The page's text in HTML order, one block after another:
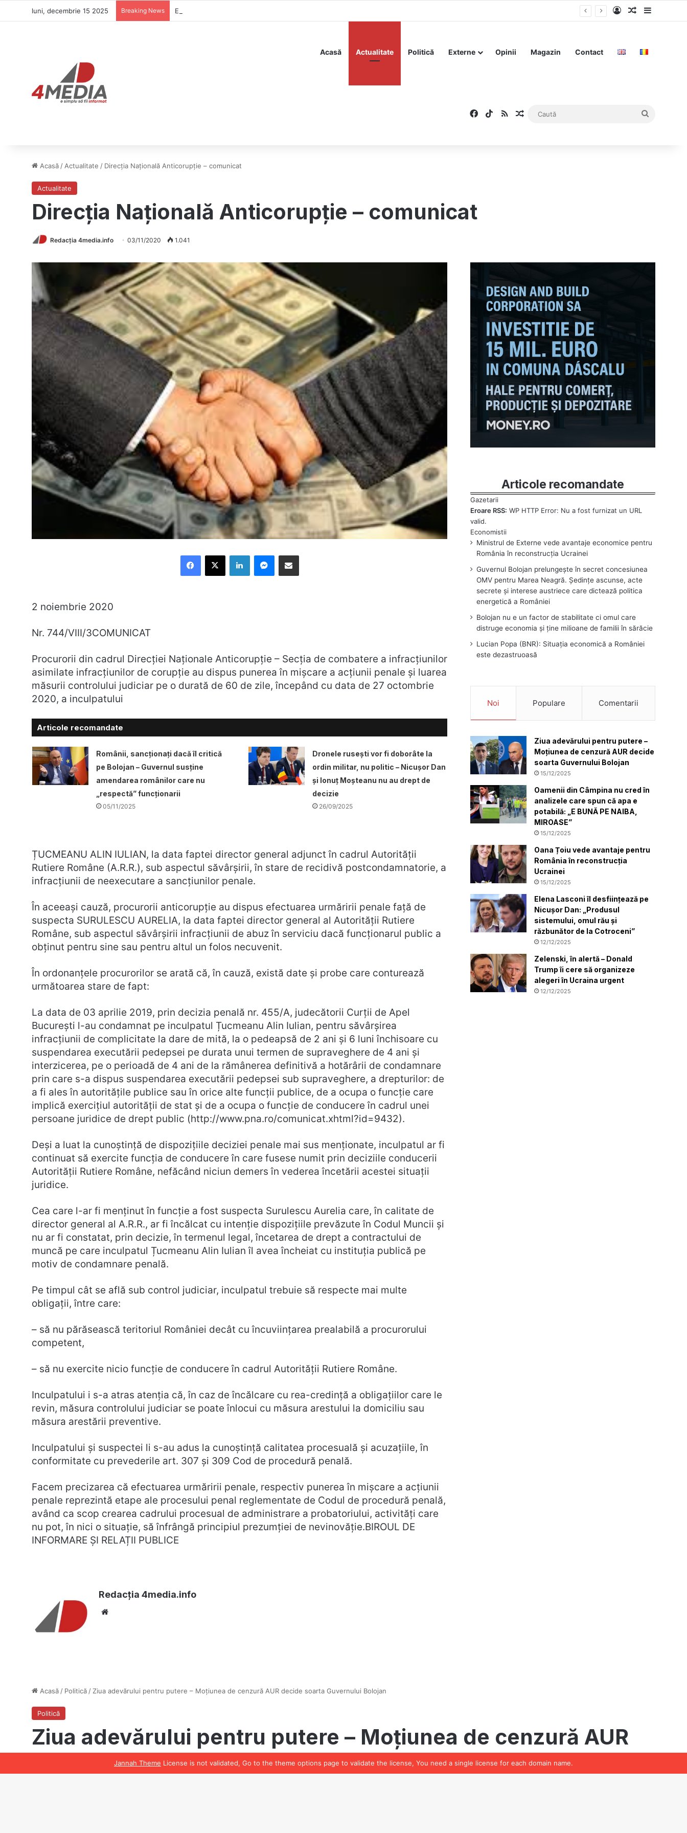
Jannah Theme License is not validated, Go to the theme options page to validate the license, You need a single license for each domain name.
luni, decembrie 15 2025 Breaking News Elena Lasconi îl desființează pe Nicușor Dan: „Produsul sistemului, omul rău și răzbunător de la Cotroceni” Log InArticolSidebar
Acasă Actualitate Politică Externe Opinii Magazin Contact
Facebook
TikTok
RSSArticol aleatoriu
Acasă / Actualitate / Direcția Națională Anticorupție – comunicat
Actualitate
Direcția Națională Anticorupție – comunicat
Redacția 4media.info 03/11/2020 1.041
Facebook
X LinkedInMessenger
Distribuie prin mail
2 noiembrie 2020
Nr. 744/VIII/3COMUNICAT
Procurorii din cadrul Direcției Naționale Anticorupție – Secția de combatere a infracțiunilor
asimilate infracțiunilor de corupție au dispus punerea în mișcare a acțiunii penale și luarea
măsurii controlului judiciar pe o durată de 60 de zile, începând cu data de 27 octombrie
2020, a inculpatului
Articole recomandate
Românii, sancționați dacă îl critică
pe Bolojan – Guvernul susține
amendarea românilor care nu
„respectă” funcționarii
05/11/2025
Dronele ruseşti vor fi doborâte la
ordin militar, nu politic – Nicușor Dan
și Ionuț Moșteanu nu au drept de
decizie
26/09/2025
ȚUCMEANU ALIN IULIAN, la data faptei director general adjunct în cadrul Autorității
Rutiere Române (A.R.R.), sub aspectul săvârșirii, în stare de recidivă postcondamnatorie, a
infracțiunii de neexecutare a sancțiunilor penale.
În aceeași cauză, procurorii anticorupție au dispus efectuarea urmăririi penale față de
suspecta SURULESCU AURELIA, la data faptei director general al Autorității Rutiere
Române, sub aspectul săvârșirii infracțiunii de abuz în serviciu dacă funcționarul public a
obținut pentru sine sau pentru altul un folos necuvenit.
În ordonanțele procurorilor se arată că, în cauză, există date și probe care conturează
următoarea stare de fapt:
La data de 03 aprilie 2019, prin decizia penală nr. 455/A, judecătorii Curții de Apel
București l-au condamnat pe inculpatul Țucmeanu Alin Iulian, pentru săvârșirea
infracțiunii de complicitate la dare de mită, la o pedeapsă de 2 ani și 6 luni închisoare cu
suspendarea executării pedepsei pe durata unui termen de supraveghere de 4 ani și
interzicerea, pe o perioadă de 4 ani de la rămânerea definitivă a hotărârii de condamnare
prin care s-a dispus suspendarea executării pedepsei sub supraveghere, a drepturilor: de
a fi ales în autoritățile publice sau în orice alte funcții publice, de a ocupa o funcție care
implică exercițiul autorității de stat și de a ocupa o funcție de conducere în cadrul unei
persoane juridice de drept public (http://www.pna.ro/comunicat.xhtml?id=9432).
Deși a luat la cunoștință de dispozițiile deciziei penale mai sus menționate, inculpatul ar fi
continuat să exercite funcția de conducere în care fusese numit prin deciziile conducerii
Autorității Rutiere Române, nefăcând niciun demers în vederea încetării acestei situații
juridice.
Cea care l-ar fi menținut în funcție a fost suspecta Surulescu Aurelia care, în calitate de
director general al A.R.R., ar fi încălcat cu intenție dispozițiile prevăzute în Codul Muncii și
nu ar fi constatat, prin decizie, în termenul legal, încetarea de drept a contractului de
muncă pe care inculpatul Țucmeanu Alin Iulian îl avea încheiat cu instituția publică pe
motiv de condamnare penală.
Pe timpul cât se află sub control judiciar, inculpatul trebuie să respecte mai multe
obligații, între care:
– să nu părăsească teritoriul României decât cu încuviințarea prealabilă a procurorului
competent,
– să nu exercite nicio funcție de conducere în cadrul Autorității Rutiere Române.
Inculpatului i s-a atras atenția că, în caz de încălcare cu rea-credință a obligațiilor care le
revin, măsura controlului judiciar se poate înlocui cu măsura arestului la domiciliu sau
măsura arestării preventive.
Inculpatului și suspectei li s-au adus la cunoștință calitatea procesuală și acuzațiile, în
conformitate cu prevederile art. 307 și 309 Cod de procedură penală.
Facem precizarea că efectuarea urmăririi penale, respectiv punerea în mișcare a acțiunii
penale reprezintă etape ale procesului penal reglementate de Codul de procedură penală,
având ca scop crearea cadrului procesual de administrare a probatoriului, activități care
nu pot, în nici o situație, să înfrângă principiul prezumției de nevinovăție.BIROUL DE
INFORMARE ȘI RELAȚII PUBLICE
Redacția 4media.info
Articole recomandate
Eroare RSS: WP HTTP Error: Nu a fost furnizat un URL
valid.
Ministrul de Externe vede avantaje economice pentru
România în reconstrucția Ucrainei
Guvernul Bolojan prelungește în secret concesiunea
OMV pentru Marea Neagră. Ședințe ascunse, acte
secrete și interese austriece care dictează politica
energetică a României
Bolojan nu e un factor de stabilitate ci omul care
distruge economia și ține milioane de familii în sărăcie
Lucian Popa (BNR): Situația economică a României
este dezastruoasă
Noi Populare Comentarii
Ziua adevărului pentru putere –
Moțiunea de cenzură AUR decide
soarta Guvernului Bolojan
15/12/2025
Oamenii din Câmpina nu cred în
analizele care spun că apa e
potabilă: „E BUNĂ PE NAIBA,
MIROASE”
15/12/2025
Oana Țoiu vede avantaje pentru
România în reconstrucția
Ucrainei
15/12/2025
Elena Lasconi îl desființează pe
Nicușor Dan: „Produsul
sistemului, omul rău și
răzbunător de la Cotroceni”
12/12/2025
Zelenski, în alertă – Donald
Trump îi cere să organizeze
alegeri în Ucraina urgent
12/12/2025